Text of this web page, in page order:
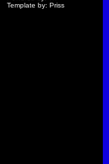
Template by: Priss